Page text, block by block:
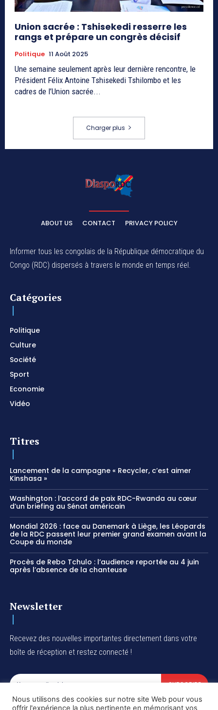
Union sacrée : Tshisekedi resserre les
rangs et prépare un congrès décisif
Politique 11 Août 2025
Une semaine seulement après leur dernière rencontre, le
Président Félix Antoine Tshisekedi Tshilombo et les
cadres de l’Union sacrée...
Charger plus
ABOUT US CONTACT PRIVACY POLICY
Informer tous les congolais de la République démocratique du
Congo (RDC) dispersés à travers le monde en temps réel.
Catégories
Politique
Culture
Société
Sport
Economie
Vidéo
Titres
Lancement de la campagne « Recycler, c’est aimer
Kinshasa »
Washington : l’accord de paix RDC-Rwanda au cœur
d’un briefing au Sénat américain
Mondial 2026 : face au Danemark à Liège, les Léopards
de la RDC passent leur premier grand examen avant la
Coupe du monde
Procès de Rebo Tchulo : l’audience reportée au 4 juin
après l’absence de la chanteuse
Newsletter
Recevez des nouvelles importantes directement dans votre
boîte de réception et restez connecté !
SUBSCRIBE
I've read and accept thePrivacy Policy.
Nous utilisons des cookies sur notre site Web pour vous
offrir l'expérience la plus pertinente en mémorisant vos